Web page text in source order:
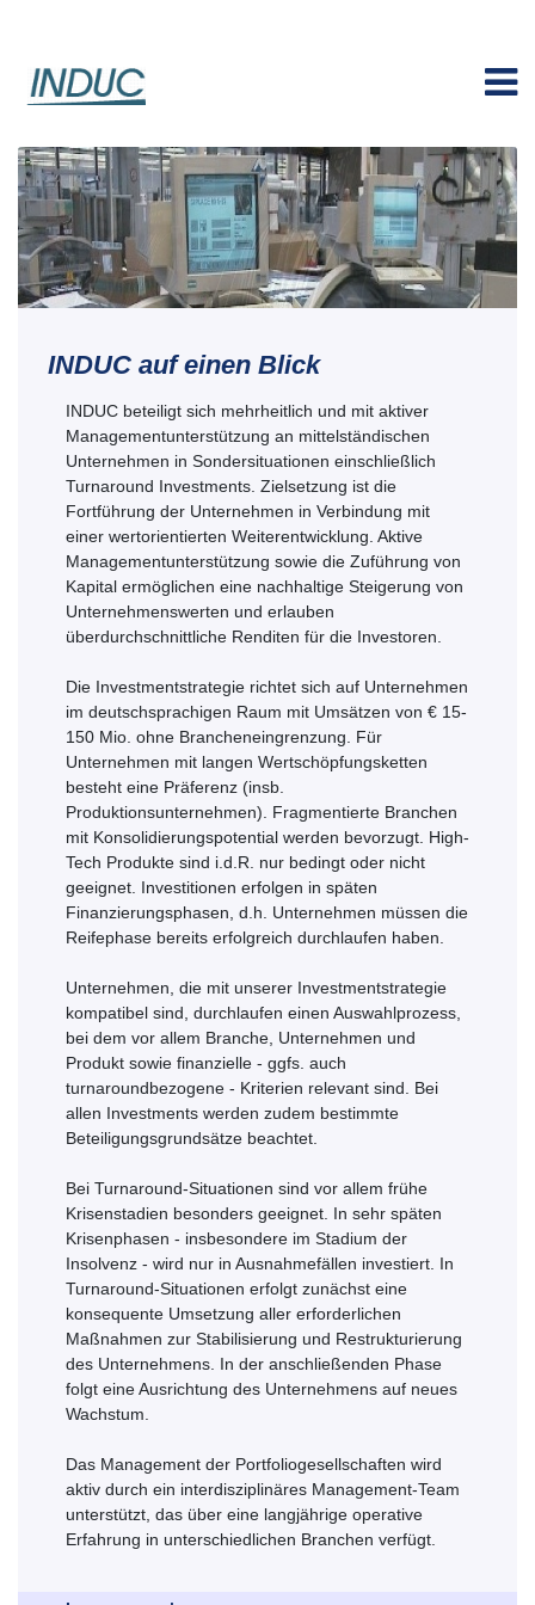
INDUC auf einen Blick
INDUC beteiligt sich mehrheitlich und mit aktiver
Managementunterstützung an mittelständischen
Unternehmen in Sondersituationen einschließlich
Turnaround Investments. Zielsetzung ist die
Fortführung der Unternehmen in Verbindung mit
einer wertorientierten Weiterentwicklung. Aktive
Managementunterstützung sowie die Zuführung von
Kapital ermöglichen eine nachhaltige Steigerung von
Unternehmenswerten und erlauben
überdurchschnittliche Renditen für die Investoren.
Die Investmentstrategie richtet sich auf Unternehmen
im deutschsprachigen Raum mit Umsätzen von € 15-
150 Mio. ohne Brancheneingrenzung. Für
Unternehmen mit langen Wertschöpfungsketten
besteht eine Präferenz (insb.
Produktionsunternehmen). Fragmentierte Branchen
mit Konsolidierungspotential werden bevorzugt. High-
Tech Produkte sind i.d.R. nur bedingt oder nicht
geeignet. Investitionen erfolgen in späten
Finanzierungsphasen, d.h. Unternehmen müssen die
Reifephase bereits erfolgreich durchlaufen haben.
Unternehmen, die mit unserer Investmentstrategie
kompatibel sind, durchlaufen einen Auswahlprozess,
bei dem vor allem Branche, Unternehmen und
Produkt sowie finanzielle - ggfs. auch
turnaroundbezogene - Kriterien relevant sind. Bei
allen Investments werden zudem bestimmte
Beteiligungsgrundsätze beachtet.
Bei Turnaround-Situationen sind vor allem frühe
Krisenstadien besonders geeignet. In sehr späten
Krisenphasen - insbesondere im Stadium der
Insolvenz - wird nur in Ausnahmefällen investiert. In
Turnaround-Situationen erfolgt zunächst eine
konsequente Umsetzung aller erforderlichen
Maßnahmen zur Stabilisierung und Restrukturierung
des Unternehmens. In der anschließenden Phase
folgt eine Ausrichtung des Unternehmens auf neues
Wachstum.
Das Management der Portfoliogesellschaften wird
aktiv durch ein interdisziplinäres Management-Team
unterstützt, das über eine langjährige operative
Erfahrung in unterschiedlichen Branchen verfügt.